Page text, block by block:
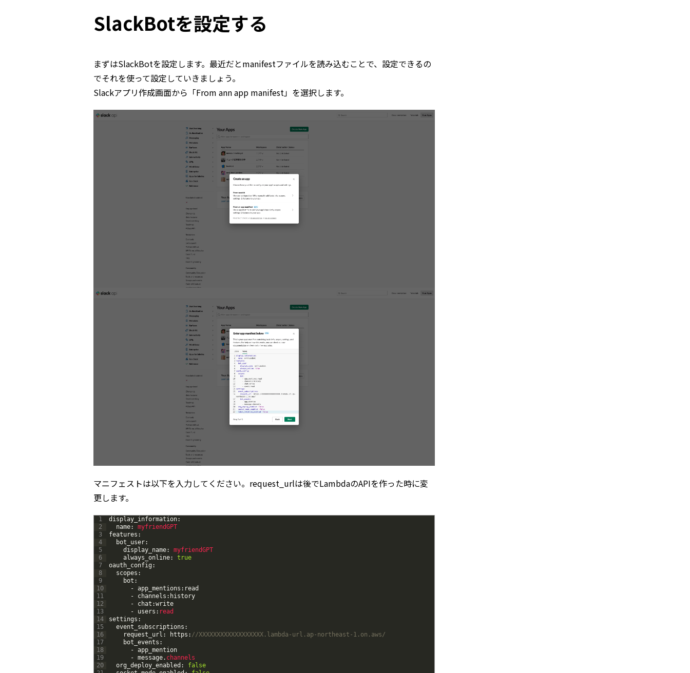
SlackBotを設定する
まずはSlackBotを設定します。最近だとmanifestファイルを読み込むことで、設定できるの
でそれを使って設定していきましょう。
Slackアプリ作成画面から「From ann app manifest」を選択します。
マニフェストは以下を入力してください。request_urlは後でLambdaのAPIを作った時に変
更します。
1
2
3
4
5
6
7
8
9
10
11
12
13
14
15
16
17
18
19
20
display_information:
name:
myfriendGPT
features :
bot_user:
display_name:
myfriendGPT
always_online:
true
oauth_config :
scopes :
bot :
- app_mentions : read
-
channels : history
-
chat :write
-
users : read
settings :
event_subscriptions :
request_url : https : //XXXXXXXXXXXXXXXXXX.lambda-url.ap-northeast-1.on.aws/
bot_events :
- app_mention
- message. channels
org_deploy_enabled :
false